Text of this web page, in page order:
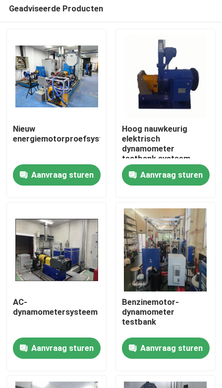
Thuis
Producten
Over Ons
Kwaliteitscontrole
Neem contact met ons op
Torsiedynamometer
Hoge snelheidsdynamometer
Geadviseerde Producten
Nieuw
energiemotorproefsysteem
Aanvraag sturen
Hoog nauwkeurig
elektrisch
dynamometer
testbank systeem
Aanvraag sturen
AC-
dynamometersysteem
Aanvraag sturen
Benzinemotor-
dynamometer
testbank
Aanvraag sturen